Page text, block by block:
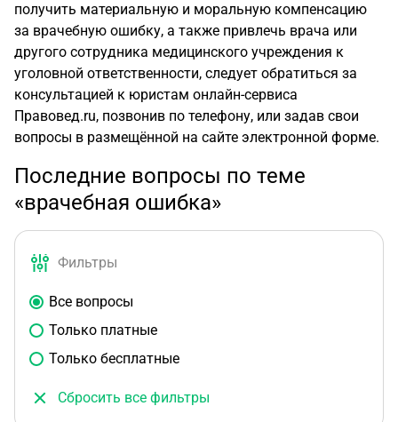
получить материальную и моральную компенсацию
за врачебную ошибку, а также привлечь врача или
другого сотрудника медицинского учреждения к
уголовной ответственности, следует обратиться за
консультацией к юристам онлайн-сервиса
Правовед.ru, позвонив по телефону, или задав свои
вопросы в размещённой на сайте электронной форме.
Последние вопросы по теме
«врачебная ошибка»
Фильтры
Все вопросы
Только платные
Только бесплатные
Сбросить все фильтры